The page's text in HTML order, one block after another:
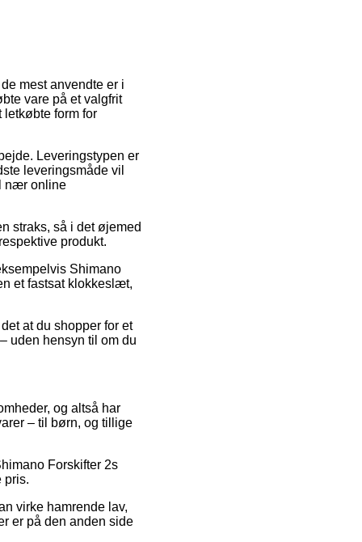
mest anvendte er i
vare på et valgfrit
form for
Leveringstypen er
leveringsmåde vil
nær online
straks, så i det øjemed
produkt.
Shimano
et fastsat klokkeslæt,
at du shopper for et
uden hensyn til om du
og altså har
– til børn, og tillige
Forskifter 2s
pris.
virke hamrende lav,
er på den anden side